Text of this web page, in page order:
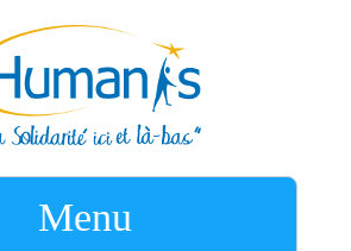
Menu